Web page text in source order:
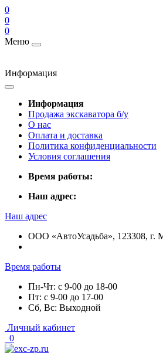
0
0
0
Меню
Информация
Информация
Продажа экскаватора б/у
О нас
Оплата и доставка
Политика конфиденциальности
Условия соглашения
Время работы:
Наш адрес:
Наш адрес
ООО «АвтоУсадьба», 123308, г.
Время работы
Пн-Чт: с 9-00 до 18-00
Пт: с 9-00 до 17-00
Сб, Вс: Выходной
Личный кабинет
0